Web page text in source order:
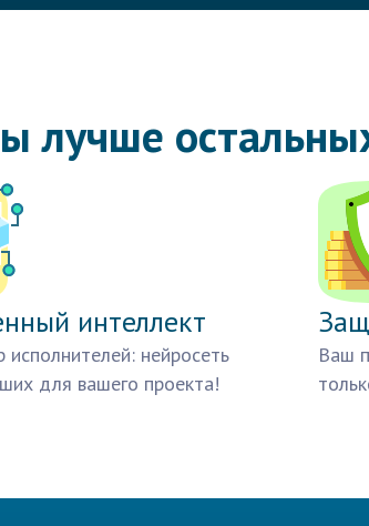
лучше
интеллект
нейросеть
для вашего проекта!
Ваш